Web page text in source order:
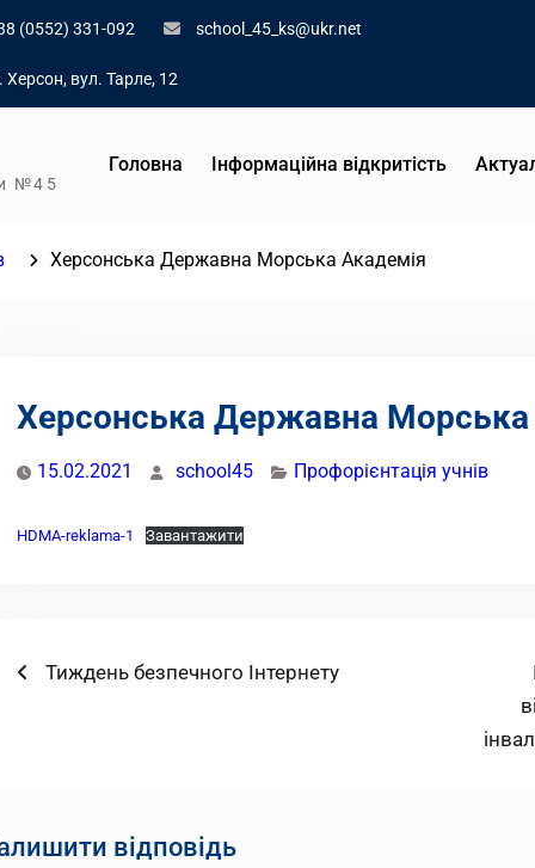
(0552) 331-092 school_45_ks@ukr.net
Херсон, вул. Тарле, 12
№45
Головна Інформаційна відкритість
Херсонська Державна Морська Академія
Херсонська Державна Морська
15.02.2021 school45 Профорієнтація учнів
HDMA-reklama-1 Завантажити
Навігація
Попередній
Тиждень безпечного Інтернету
відповідь